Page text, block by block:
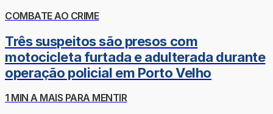
COMBATE AO CRIME
Três suspeitos são presos com
motocicleta furtada e adulterada durante
operação policial em Porto Velho
1 MIN A MAIS PARA MENTIR